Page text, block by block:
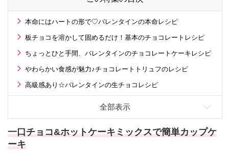
本命にはハートの形で♡バレンタインの本命レシピ
板チョコを溶かして固めるだけ！基本のチョコレートレシピ
ちょっとひと手間、バレンタインのチョコレートケーキレシピ
やわらかい食感が魅力♪チョコレートトリュフのレシピ
高級感あり☆バレンタインの生チョコレシピ
一口チョコ&ホットケーキミックスで簡単カップケ
ーキ